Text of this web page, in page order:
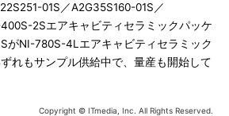
01S／A2G35S160-01S／
2Sエアキャビティセラミックパッケ
がNI-780S-4Lエアキャビティセラミック
れもサンプル供給中で、量産も開始して
Copyright © ITmedia, Inc. All Rights Reserved.